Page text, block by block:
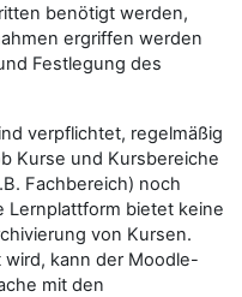
benötigt werden,
ergriffen werden
Festlegung des
verpflichtet, regelmäßig
Kurse und Kursbereiche
Fachbereich) noch
Lernplattform bietet keine
von Kursen.
kann der Moodle-
mit den